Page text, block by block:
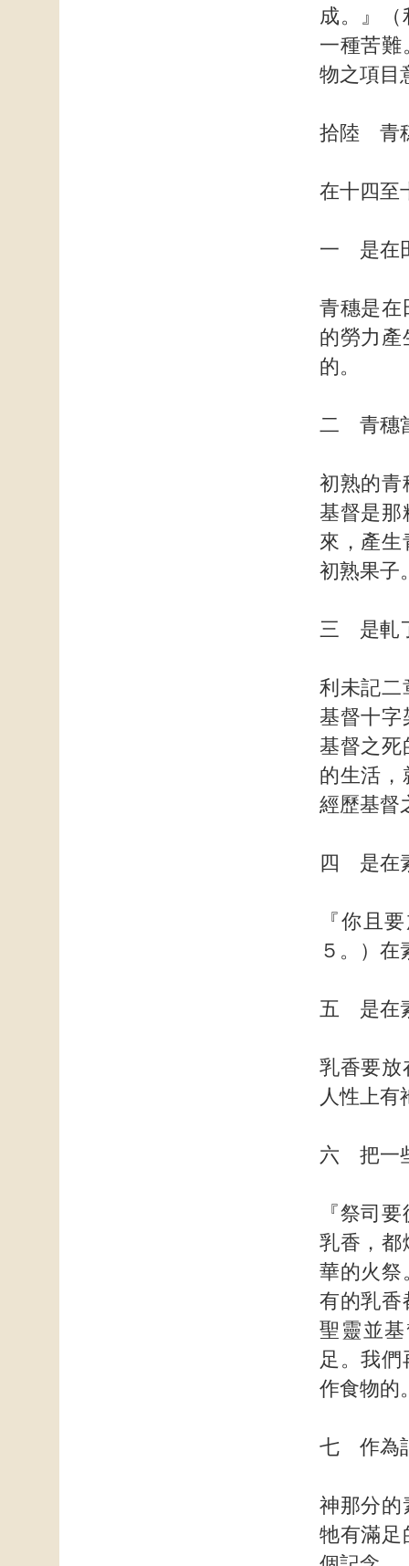
成。』（
一種苦難
物之項目
拾陸 青
在十四至
一 是在
青穗是在
的勞力產
的。
二 青穗
初熟的青
基督是那
來，產生
初熟果子
三 是軋
利未記二
基督十字
基督之死
的生活，
經歷基督
四 是在
『你且
５。）
五 是在
乳香要放
人性上有
六 把一
『祭司
乳香，都
華的火祭
有的乳香
聖靈並
足。我
作食物的
七 作為
神那分的
牠有滿足